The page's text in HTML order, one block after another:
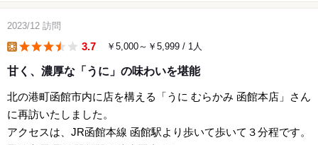
2023/12 訪問
3.7 ￥5,000～￥5,999 / 1人
甘く、濃厚な「うに」の味わいを堪能
北の港町函館市内に店を構える「うに むらかみ 函館本店」さん
に再訪いたしました。
アクセスは、JR函館本線 函館駅より歩いて歩いて３分程です。